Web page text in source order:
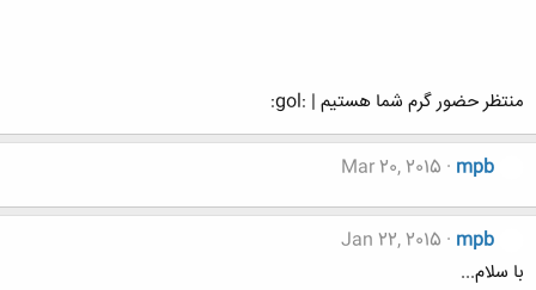
منتظر حضور گرم شما هستیم | :gol:
mpb
Mar 20, 2015
mpb
Jan 22, 2015
با سلام...